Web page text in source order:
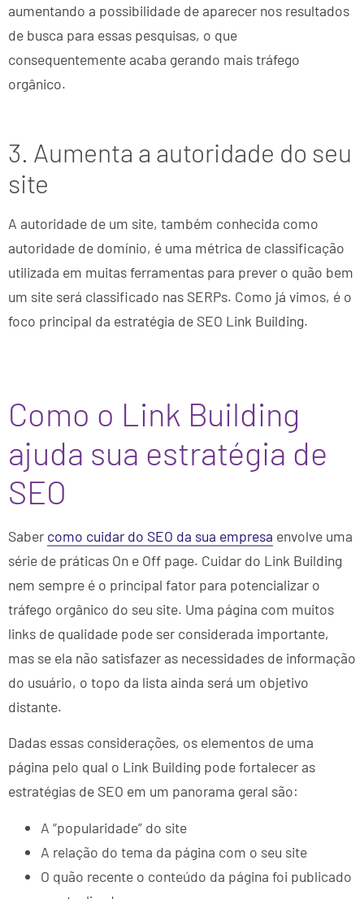
aumentando a possibilidade de aparecer nos resultados
de busca para essas pesquisas, o que
consequentemente acaba gerando mais tráfego
orgânico.
3. Aumenta a autoridade do seu
site
A autoridade de um site, também conhecida como
autoridade de domínio, é uma métrica de classificação
utilizada em muitas ferramentas para prever o quão bem
um site será classificado nas SERPs. Como já vimos, é o
foco principal da estratégia de SEO Link Building.
Como o Link Building
ajuda sua estratégia de
SEO
Saber como cuidar do SEO da sua empresa envolve uma
série de práticas On e Off page. Cuidar do Link Building
nem sempre é o principal fator para potencializar o
tráfego orgânico do seu site. Uma página com muitos
links de qualidade pode ser considerada importante,
mas se ela não satisfazer as necessidades de informação
do usuário, o topo da lista ainda será um objetivo
distante.
Dadas essas considerações, os elementos de uma
página pelo qual o Link Building pode fortalecer as
estratégias de SEO em um panorama geral são:
A “popularidade” do site
A relação do tema da página com o seu site
O quão recente o conteúdo da página foi publicado